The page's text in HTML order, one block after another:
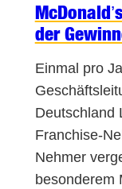
der
Einmal pro
Deutschland
Franchise-
Nehmer
besonderem